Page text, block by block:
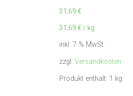
31,69 €
31,69 € / kg
inkl. 7 % MwSt.
zzgl. Versandkosten
Produkt enthält: 1 kg